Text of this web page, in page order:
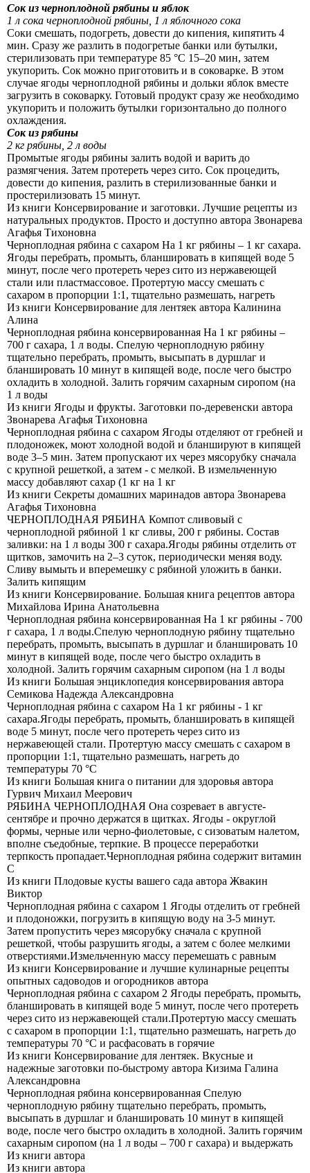
Сок из черноплодной рябины и яблок
1 л сока черноплодной рябины, 1 л яблочного сока
Соки смешать, подогреть, довести до кипения, кипятить 4
мин. Сразу же разлить в подогретые банки или бутылки,
стерилизовать при температуре 85 °C 15–20 мин, затем
укупорить. Сок можно приготовить и в соковарке. В этом
случае ягоды черноплодной рябины и дольки яблок вместе
загрузить в соковарку. Готовый продукт сразу же необходимо
укупорить и положить бутылки горизонтально до полного
охлаждения.
Сок из рябины
2 кг рябины, 2 л воды
Промытые ягоды рябины залить водой и варить до
размягчения. Затем протереть через сито. Сок процедить,
довести до кипения, разлить в стерилизованные банки и
простерилизовать 15 минут.
Из книги Консервирование и заготовки. Лучшие рецепты из
натуральных продуктов. Просто и доступно автора Звонарева
Агафья Тихоновна
Черноплодная рябина с сахаром На 1 кг рябины – 1 кг сахара.
Ягоды перебрать, промыть, бланшировать в кипящей воде 5
минут, после чего протереть через сито из нержавеющей
стали или пластмассовое. Протертую массу смешать с
сахаром в пропорции 1:1, тщательно размешать, нагреть
Из книги Консервирование для лентяек автора Калинина
Алина
Черноплодная рябина консервированная На 1 кг рябины –
700 г сахара, 1 л воды. Спелую черноплодную рябину
тщательно перебрать, промыть, высыпать в дуршлаг и
бланшировать 10 минут в кипящей воде, после чего быстро
охладить в холодной. Залить горячим сахарным сиропом (на
1 л воды
Из книги Ягоды и фрукты. Заготовки по-деревенски автора
Звонарева Агафья Тихоновна
Черноплодная рябина с сахаром Ягоды отделяют от гребней и
плодоножек, моют холодной водой и бланшируют в кипящей
воде 3–5 мин. Затем пропускают их через мясорубку сначала
с крупной решеткой, а затем - с мелкой. В измельченную
массу добавляют сахар (1 кг на 1 кг
Из книги Секреты домашних маринадов автора Звонарева
Агафья Тихоновна
ЧЕРНОПЛОДНАЯ РЯБИНА Компот сливовый с
черноплодной рябиной 1 кг сливы, 200 г рябины. Состав
заливки: на 1 л воды 300 г сахара.Ягоды рябины отделить от
щитков, замочить на 2–3 суток, периодически меняя воду.
Сливу вымыть и вперемешку с рябиной уложить в банки.
Залить кипящим
Из книги Консервирование. Большая книга рецептов автора
Михайлова Ирина Анатольевна
Черноплодная рябина консервированная На 1 кг рябины - 700
г сахара, 1 л воды.Спелую черноплодную рябину тщательно
перебрать, промыть, высыпать в дуршлаг и бланшировать 10
минут в кипящей воде, после чего быстро охладить в
холодной. Залить горячим сахарным сиропом (на 1 л воды
Из книги Большая энциклопедия консервирования автора
Семикова Надежда Александровна
Черноплодная рябина с сахаром На 1 кг рябины - 1 кг
сахара.Ягоды перебрать, промыть, бланшировать в кипящей
воде 5 минут, после чего протереть через сито из
нержавеющей стали. Протертую массу смешать с сахаром в
пропорции 1:1, тщательно размешать, нагреть до
температуры 70 °C
Из книги Большая книга о питании для здоровья автора
Гурвич Михаил Меерович
РЯБИНА ЧЕРНОПЛОДНАЯ Она созревает в августе-
сентябре и прочно держатся в щитках. Ягоды - округлой
формы, черные или черно-фиолетовые, с сизоватым налетом,
вполне съедобные, терпкие. В процессе переработки
терпкость пропадает.Черноплодная рябина содержит витамин
С
Из книги Плодовые кусты вашего сада автора Жвакин
Виктор
Черноплодная рябина с сахаром 1 Ягоды отделить от гребней
и плодоножки, погрузить в кипящую воду на 3-5 минут.
Затем пропустить через мясорубку сначала с крупной
решеткой, чтобы разрушить ягоды, а затем с более мелкими
отверстиями.Измельченную массу перемешать с равным
Из книги Консервирование и лучшие кулинарные рецепты
опытных садоводов и огородников автора
Черноплодная рябина с сахаром 2 Ягоды перебрать, промыть,
бланшировать в кипящей воде 5 минут, после чего протереть
через сито из нержавеющей стали.Протертую массу смешать
с сахаром в пропорции 1:1, тщательно размешать, нагреть до
температуры 70 °С и расфасовать в горячие
Из книги Консервирование для лентяек. Вкусные и
надежные заготовки по-быстрому автора Кизима Галина
Александровна
Черноплодная рябина консервированная Спелую
черноплодную рябину тщательно перебрать, промыть,
высыпать в дуршлаг и бланшировать 10 минут в кипящей
воде, после чего быстро охладить в холодной. Залить горячим
сахарным сиропом (на 1 л воды – 700 г сахара) и выдержать
Из книги автора
Из книги автора